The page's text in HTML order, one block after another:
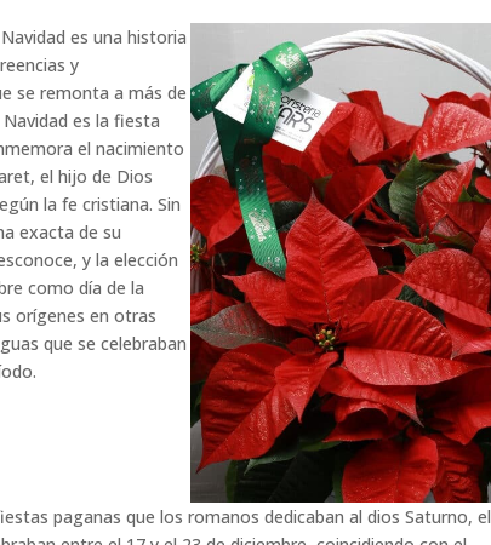
es una historia
y
se remonta a más de
es la fiesta
el nacimiento
el hijo de Dios
la fe cristiana. Sin
exacta de su
y la elección
como día de la
orígenes en otras
que se celebraban
paganas que los romanos dedicaban al dios Saturno, el